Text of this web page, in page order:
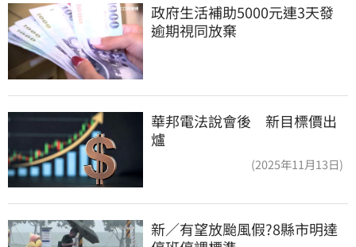
政府生活補助5000元連3天發
逾期視同放棄
華邦電法說會後 新目標價出
爐
(2025年11月13日)
新／有望放颱風假?8縣市明達